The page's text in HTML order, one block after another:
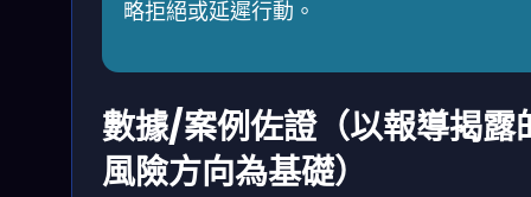
略拒絕或延遲行動。
數據/案例佐證（以報導揭露
風險方向為基礎）